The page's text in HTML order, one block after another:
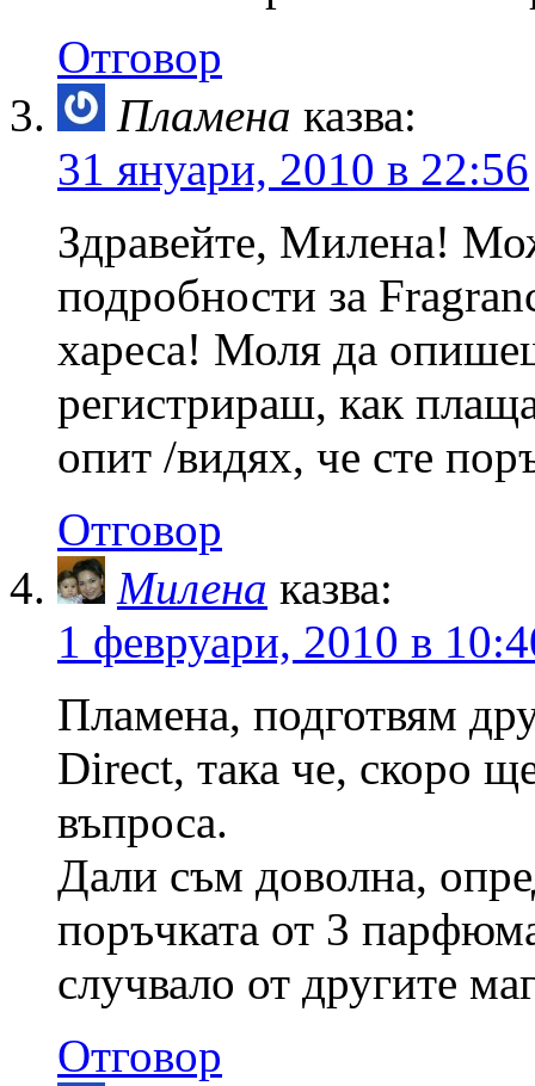
Отговор
Пламена казва:
31 януари, 2010 в 22:56
Здравейте, Милена!
подробности за
хареса! Моля да
регистрираш, как
опит /видях, че сте
Отговор
Милена казва:
1 февруари, 2010 в
Пламена, подготвям
Direct, така че, скоро
въпроса.
Дали съм доволна,
поръчката от 3
случвало от другите
Отговор